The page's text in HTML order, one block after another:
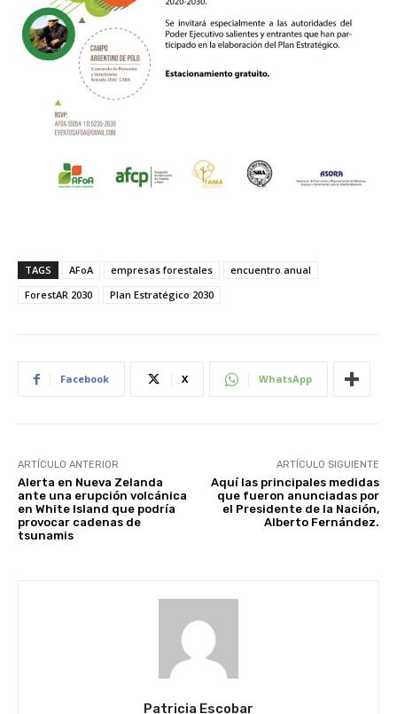
TAGS AFoA empresas forestales
encuentro anual
ForestAR 2030
Plan Estratégico 2030
Facebook X WhatsApp
ARTÍCULO ANTERIOR
Alerta en Nueva Zelanda
ante una erupción volcánica
en White Island que podría
provocar cadenas de
tsunamis
ARTÍCULO SIGUIENTE
Aquí las principales medidas
que fueron anunciadas por
el Presidente de la Nación,
Alberto Fernández.
Patricia Escobar